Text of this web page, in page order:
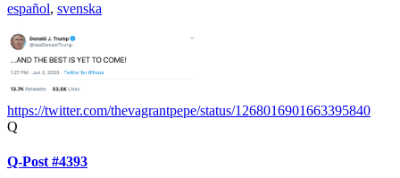
español, svenska
https://twitter.com/thevagrantpepe/status/1268016901663395840
Q
Q-Post #4393